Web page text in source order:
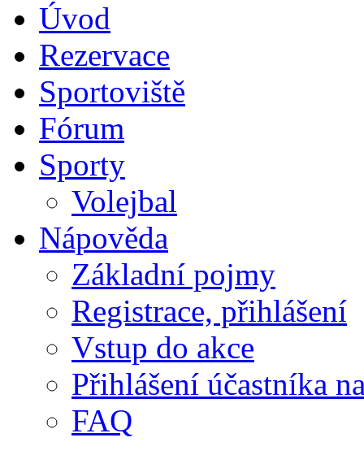
Úvod
Rezervace
Sportoviště
Fórum
Sporty
Volejbal
Nápověda
Základní pojmy
Registrace, přihlášení
Vstup do akce
Přihlášení účastníka
FAQ